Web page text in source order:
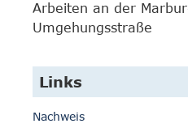
Arbeiten an der
Umgehungsstraße
Links
Nachweis